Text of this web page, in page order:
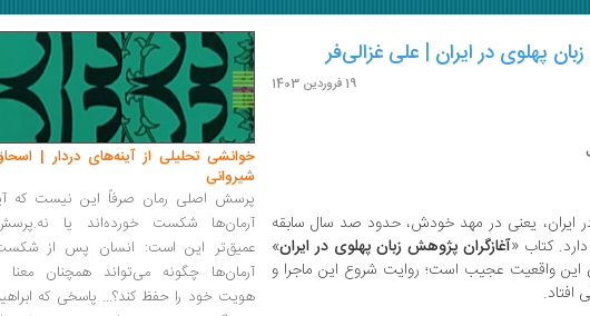
پهلوی در ایران | علی غزالی‌فر
19 فروردین 1403
ایران، یعنی در مهد خودش، حدود صد سال سابقه
کتاب «آغازگران پژوهش زبان پهلوی در ایران»
این واقعیت عجیب است؛ روایت شروع این ماجرا و
افتاد.
خوانشی تحلیلی از آینه‌های دردار |
شیروانی
پرسش اصلی رمان صرفاً این نیست که
آرمان‌ها شکست خورده‌اند یا
عمیق‌تر این است: انسان پس از
آرمان‌ها چگونه می‌تواند همچنان معنا
هویت خود را حفظ کند؟... پاسخی که